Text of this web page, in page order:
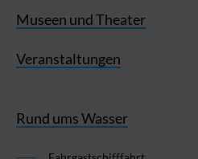
Museen und Theater
Veranstaltungen
Rund ums Wasser